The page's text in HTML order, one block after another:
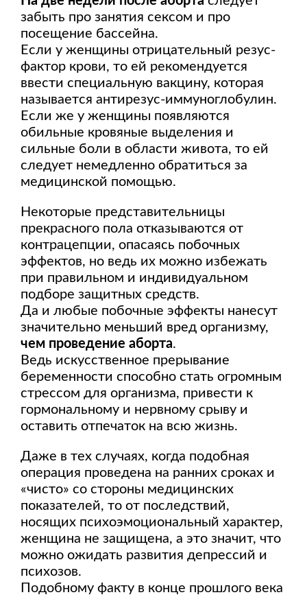
забыть про занятия сексом и про
посещение бассейна.
Если у женщины отрицательный резус-
фактор крови, то ей рекомендуется
ввести специальную вакцину, которая
называется антирезус-иммуноглобулин.
Если же у женщины появляются
обильные кровяные выделения и
сильные боли в области живота, то ей
следует немедленно обратиться за
медицинской помощью.
Некоторые представительницы
прекрасного пола отказываются от
контрацепции, опасаясь побочных
эффектов, но ведь их можно избежать
при правильном и индивидуальном
подборе защитных средств.
Да и любые побочные эффекты нанесут
значительно меньший вред организму,
чем проведение аборта.
Ведь искусственное прерывание
беременности способно стать огромным
стрессом для организма, привести к
гормональному и нервному срыву и
оставить отпечаток на всю жизнь.
Даже в тех случаях, когда подобная
операция проведена на ранних сроках и
«чисто» со стороны медицинских
показателей, то от последствий,
носящих психоэмоциональный характер,
женщина не защищена, а это значит, что
можно ожидать развития депрессий и
психозов.
Подобному факту в конце прошлого века